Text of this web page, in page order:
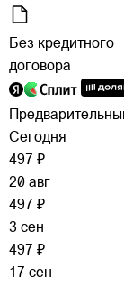
Без кредитного
договора
Сегодня
497 ₽
20 авг
497 ₽
3 сен
497 ₽
17 сен